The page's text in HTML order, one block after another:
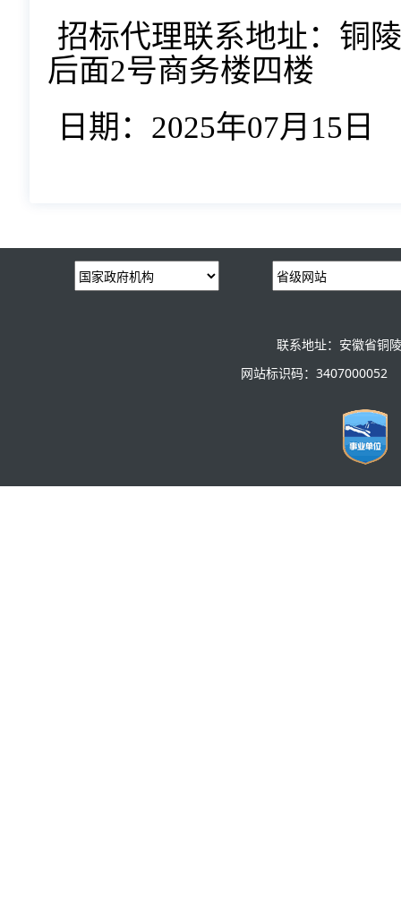
招标代理联系地址：铜
后面2号商务楼四楼
日期：2025年07月15日
联系地址：安徽省铜
网站标识码：3407000052